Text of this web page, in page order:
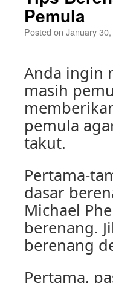
Pemula
Posted on January
Anda ingin
masih
pemula
takut.
Pertama-
dasar
Michael
berenang.
berenang
Pertama,